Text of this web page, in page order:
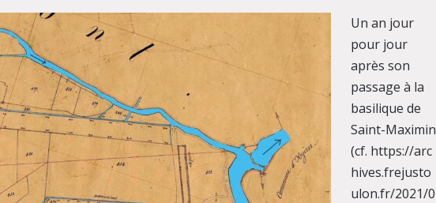
Un an jour
pour jour
après son
passage à la
basilique de
Saint-Maximin
(cf. https://arc
hives.frejusto
ulon.fr/2021/0